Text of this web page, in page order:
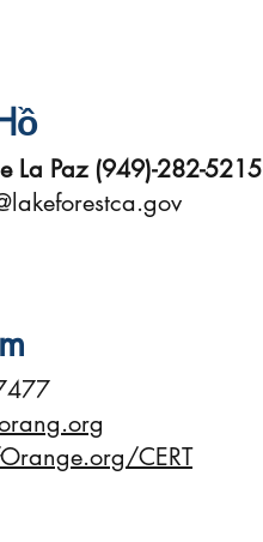
La Paz (949)-282-5215
CERT